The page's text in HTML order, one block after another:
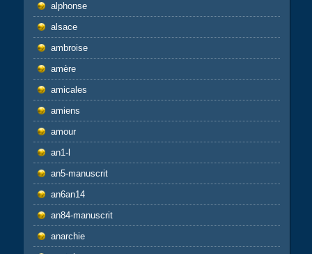
alphonse
alsace
ambroise
amère
amicales
amiens
amour
an1-l
an5-manuscrit
an6an14
an84-manuscrit
anarchie